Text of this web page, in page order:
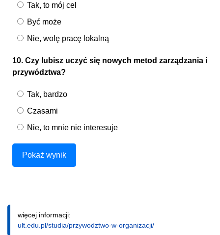
Tak, to mój cel
Być może
Nie, wolę pracę lokalną
10. Czy lubisz uczyć się nowych metod zarządzania i
przywództwa?
Tak, bardzo
Czasami
Nie, to mnie nie interesuje
Pokaż wynik
więcej informacji:
ult.edu.pl/studia/przywodztwo-w-organizacji/